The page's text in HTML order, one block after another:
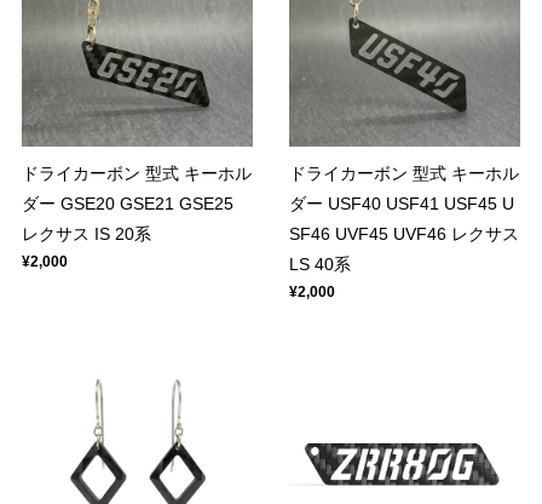
ドライカーボン 型式 キーホル
ダー GSE20 GSE21 GSE25
レクサス IS 20系
¥2,000
ドライカーボン 型式 キーホル
ダー USF40 USF41 USF45 U
SF46 UVF45 UVF46 レクサス
LS 40系
¥2,000